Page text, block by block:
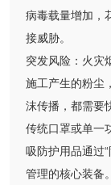
病毒载量增加，
接威胁。
突发风险：火灾
施工产生的粉尘
沫传播，都需要
传统口罩或单一
吸防护用品通过
管理的核心装备。